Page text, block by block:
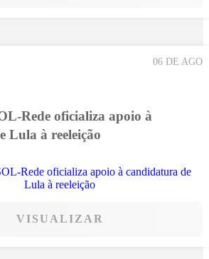
06 DE AGO
Rede oficializa apoio à
Lula à reeleição
VISUALIZAR